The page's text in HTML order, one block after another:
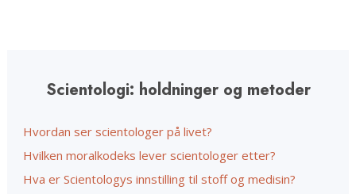
Scientologi: holdninger og metoder
Hvordan ser scientologer på livet?
Hvilken moralkodeks lever scientologer etter?
Hva er Scientologys innstilling til stoff og medisin?